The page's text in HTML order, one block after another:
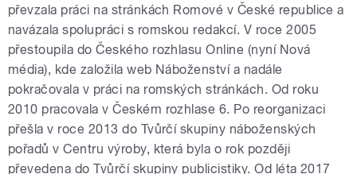
převzala práci na stránkách Romové v České republice a
navázala spolupráci s romskou redakcí. V roce 2005
přestoupila do Českého rozhlasu Online (nyní Nová
média), kde založila web Náboženství a nadále
pokračovala v práci na romských stránkách. Od roku
2010 pracovala v Českém rozhlase 6. Po reorganizaci
přešla v roce 2013 do Tvůrčí skupiny náboženských
pořadů v Centru výroby, která byla o rok později
převedena do Tvůrčí skupiny publicistiky. Od léta 2017